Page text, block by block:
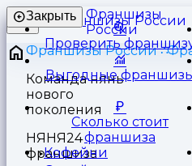
Франшизы
России
Закрыть
Проверить
Выгодные
Сколько стоит
франшиза
Кофейни
Франшизы России
Команда нянь
нового
поколения
НЯНЯ24
франшиза